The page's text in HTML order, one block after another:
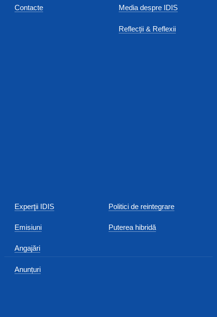
Contacte Media despre IDIS
Reflecții & Reflexii
Experţii IDIS
Emisiuni
Angajări
Anunțuri
Politici de reintegrare
Puterea hibridă